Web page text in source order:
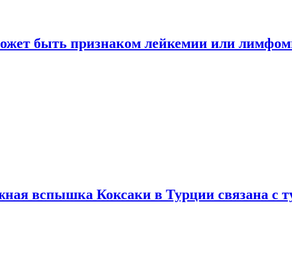
быть признаком лейкемии или
вспышка Коксаки в Турции связана с